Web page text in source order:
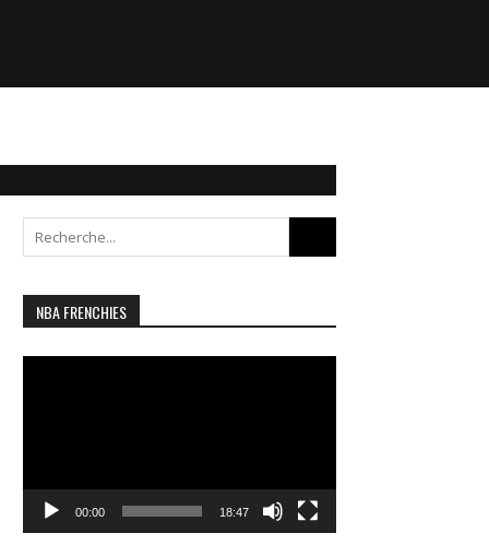
for:
NBA FRENCHIES
00:00 18:47